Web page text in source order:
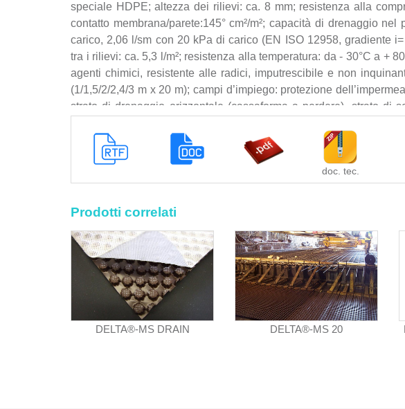
speciale HDPE; altezza dei rilievi: ca. 8 mm; resistenza alla
contatto membrana/parete:145° cm²/m²; capacità di drenaggio
carico, 2,06 l/sm con 20 kPa di carico (EN ISO 12958, gradiente
tra i rilievi: ca. 5,3 l/m²; resistenza alla temperatura: da - 30°C a +
agenti chimici, resistente alle radici, imputrescibile e non
(1/1,5/2/2,4/3 m x 20 m); campi d’impiego: protezione
strato di drenaggio orizzontale (cassaforma a perdere), strato di
formazione di micro-ventilazione della muratura.
Le lavorazioni devono essere eseguite secondo le indicazioni e
Lavori e/o della Committenza in conformità con i contenuti
rete elettrosaldata e massetto in cls (posa orizzontale), il tubo di
compresi nel prezzo la fornitura dei materiali a pie d'opera, il
preventivi del piano o parete da rivestire, la verifica della perfetta
sulla quale verrà posata la membrana, la verifica da parte
eseguiti esclusivamente da personale specializzato ed
lavori prima della fase esecutiva, lo srotolamento e allineamento
siano successive deformazioni e/o rigonfiamenti, il fissaggio della
doc. tec.
Prodotti correlati
DELTA®-MS DRAIN DELTA®-MS 20